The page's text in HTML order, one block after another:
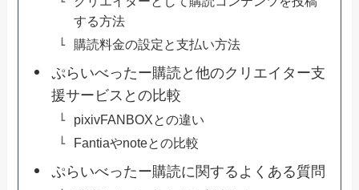
する方法
購読料金の設定と支払い方法
ぷらいべったー購読と他のクリエイター支
援サービスとの比較
pixivFANBOXとの違い
Fantiaやnoteとの比較
ぷらいべったー購読に関するよくある質問